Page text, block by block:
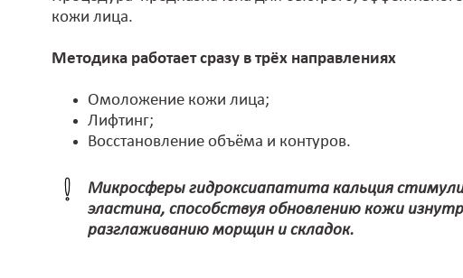
кожи лица.
Методика работает сразу в трёх направлениях
Омоложение кожи лица;
Лифтинг;
Восстановление объёма и контуров.
Микросферы гидроксиапатита кальция
эластина, способствуя обновлению кожи
разглаживанию морщин и складок.